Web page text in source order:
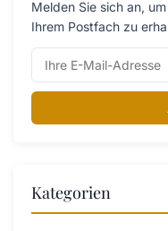
Melden Sie sich an,
Ihrem Postfach zu
Kategorien